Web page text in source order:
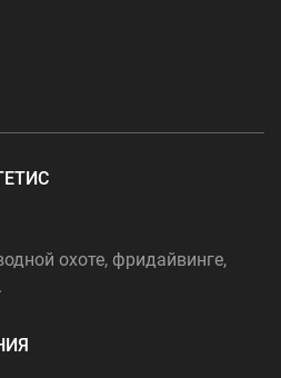
охоте, фридайвинге,